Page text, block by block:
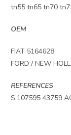
tn55 tn65 tn70
OEM
FIAT 5164628
FORD / NEW
REFERENCES
S.107595 43759